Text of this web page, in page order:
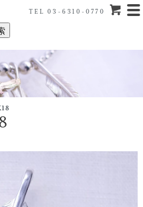
TEL 03-6310-0770